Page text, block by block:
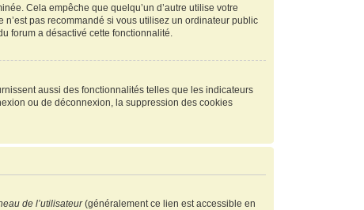
Cela empêche que quelqu’un d’autre utilise votre
n’est pas recommandé si vous utilisez un ordinateur public
forum a désactivé cette fonctionnalité.
aussi des fonctionnalités telles que les indicateurs
ou de déconnexion, la suppression des cookies
de l’utilisateur(généralement ce lien est accessible en